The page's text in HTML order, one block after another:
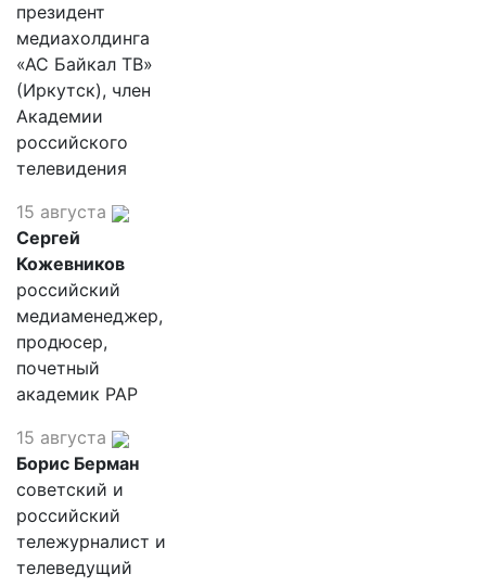
президент
медиахолдинга
«АС Байкал ТВ»
(Иркутск), член
Академии
российского
телевидения
15 августа
Сергей
Кожевников
российский
медиаменеджер,
продюсер,
почетный
академик РАР
15 августа
Борис Берман
советский и
российский
тележурналист и
телеведущий